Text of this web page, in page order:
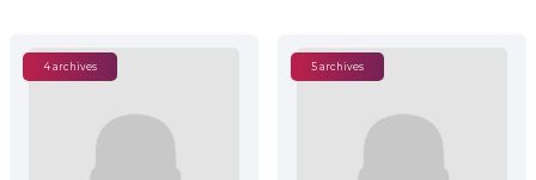
4 archives 5 archives